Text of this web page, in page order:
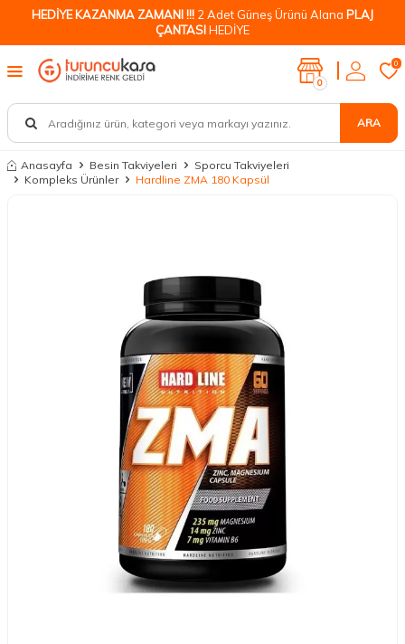
HEDİYE KAZANMA ZAMANI !!! 2 Adet Güneş Ürünü Alana PLAJ
ÇANTASIHEDİYE
ARA
0
0
Anasayfa Besin Takviyeleri
Sporcu Takviyeleri
Kompleks Ürünler
Hardline ZMA 180 Kapsül